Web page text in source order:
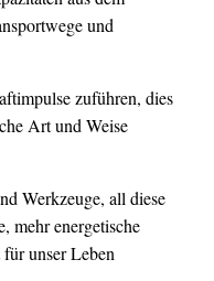
und
zuführen, dies
Art und Weise
Werkzeuge, all diese
mehr energetische
unser Leben